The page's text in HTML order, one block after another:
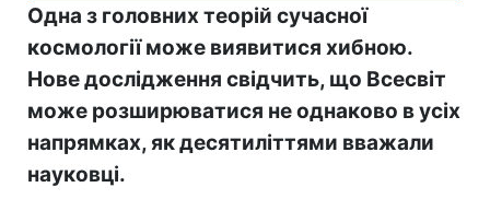
Одна з головних теорій сучасної
космології може виявитися хибною.
Нове дослідження свідчить, що Всесвіт
може розширюватися не однаково в усіх
напрямках, як десятиліттями вважали
науковці.